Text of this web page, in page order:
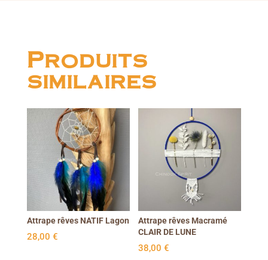
Produits
similaires
Attrape rêves NATIF Lagon
28,00 €
Attrape rêves Macramé
CLAIR DE LUNE
38,00€